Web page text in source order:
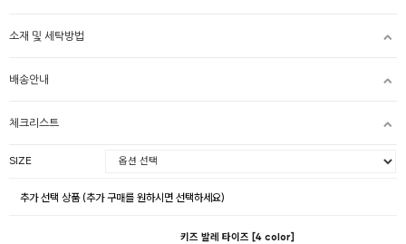
소재 및 세탁방법
배송안내
체크리스트
SIZE
추가 선택 상품 (추가 구매를 원하시면 선택하세요)
키즈 발레 타이즈 [4 color]